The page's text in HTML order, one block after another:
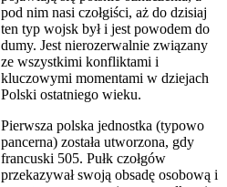
pod nim nasi czołgiści, aż do dzisiaj
ten typ wojsk był i jest powodem do
dumy. Jest nierozerwalnie związany
ze wszystkimi konfliktami i
kluczowymi momentami w dziejach
Polski ostatniego wieku.
Pierwsza polska jednostka (typowo
pancerna) została utworzona, gdy
francuski 505. Pułk czołgów
przekazywał swoją obsadę osobową i